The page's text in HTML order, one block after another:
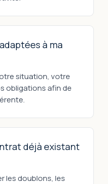
à ma
situation, votre
obligations afin de
déjà existant
les doublons, les